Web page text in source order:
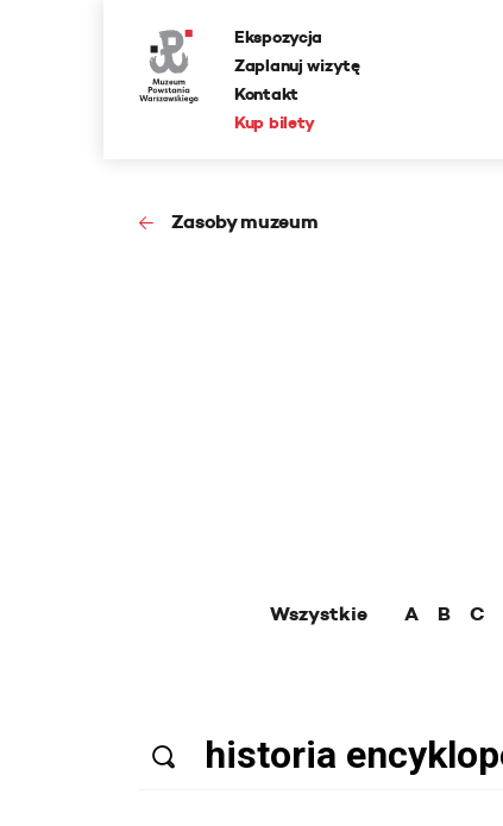
Ekspozycja
Zaplanuj wizytę
Kontakt
Kup bilety
Zasoby muzeum
Wszystkie A B C